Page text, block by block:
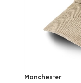
Manchester